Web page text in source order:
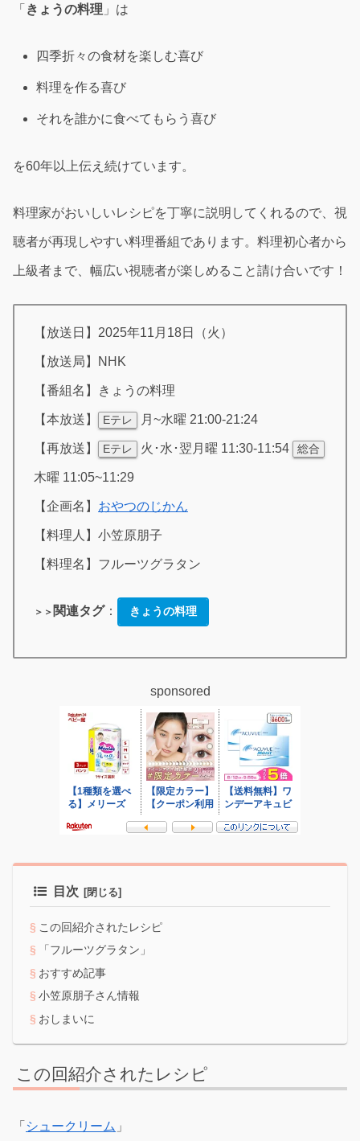
「 きょうの料理 」は
四季折々の食材を楽しむ喜び
料理を作る喜び
それを誰かに食べてもらう喜び
を60年以上伝え続けています。
料理家がおいしいレシピを丁寧に説明してくれるので、視
聴者が再現しやすい料理番組であります。料理初心者から
上級者まで、幅広い視聴者が楽しめること請け合いです！
【放送日】2025年11月18日（火）
【放送局】NHK
【番組名】きょうの料理
【本放送】 Eテレ 月~水曜 21:00-21:24
【再放送】 Eテレ 火･水･翌月曜 11:30-11:54 総合
木曜 11:05~11:29
【企画名】 おやつのじかん
【料理人】小笠原朋子
【料理名】フルーツグラタン
＞＞ 関連タグ： きょうの料理
sponsored
目次
この回紹介されたレシピ
「フルーツグラタン」
おすすめ記事
小笠原朋子さん情報
おしまいに
この回紹介されたレシピ
「 シュークリーム 」